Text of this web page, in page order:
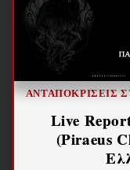
ΑΝΤΑΠΟΚΡΊΣΕΙΣ
Live
(Piraeus